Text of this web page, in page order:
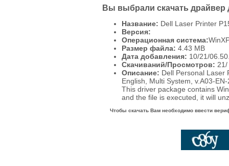
Вы выбрали скачать драйвер
Название: Dell Laser Printer
Версия:
Операционная система:
Размер файла: 4.43 MB
Дата добавления: 10/21/
Скачиваний/Просмотров: 21/
Описание: Dell Personal Laser
English, Multi System, v.A03-EN-
This driver package contains
and the file is executed, it will
Чтобы скачать Вам необходимо ввести